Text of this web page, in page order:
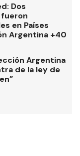
Dos
en Países
Argentina +40
Argentina
de la ley de